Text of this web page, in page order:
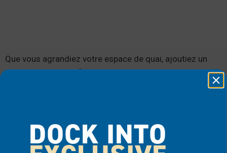
Que vous agrandiez votre espace de quai, ajoutiez un
espace de détente flottant ou apportiez plus de plaisir à
vos aventures au bord de l’eau, les gonflables d’EZ Dock
DOCK INTO